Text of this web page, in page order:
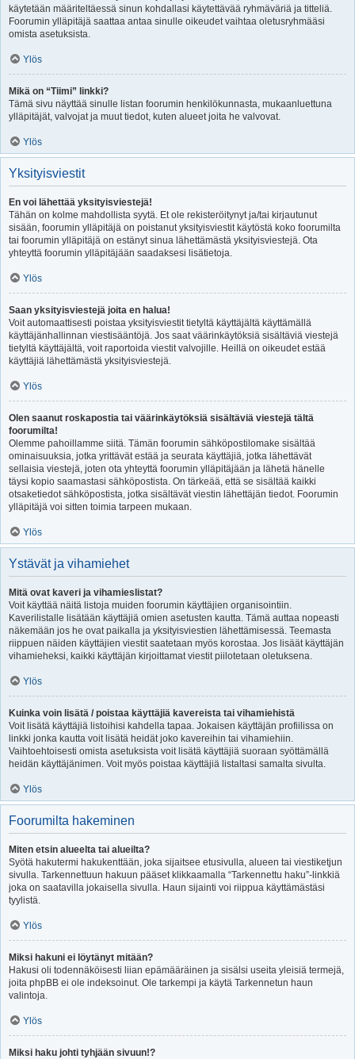
käytetään määriteltäessä sinun kohdallasi käytettävää ryhmäväriä ja titteliä.
Foorumin ylläpitäjä saattaa antaa sinulle oikeudet vaihtaa oletusryhmääsi
omista asetuksista.
Ylös
Mikä on “Tiimi” linkki?
Tämä sivu näyttää sinulle listan foorumin henkilökunnasta, mukaanluettuna
ylläpitäjät, valvojat ja muut tiedot, kuten alueet joita he valvovat.
Ylös
Yksityisviestit
En voi lähettää yksityisviestejä!
Tähän on kolme mahdollista syytä. Et ole rekisteröitynyt ja/tai kirjautunut
sisään, foorumin ylläpitäjä on poistanut yksityisviestit käytöstä koko foorumilta
tai foorumin ylläpitäjä on estänyt sinua lähettämästä yksityisviestejä. Ota
yhteyttä foorumin ylläpitäjään saadaksesi lisätietoja.
Ylös
Saan yksityisviestejä joita en halua!
Voit automaattisesti poistaa yksityisviestit tietyltä käyttäjältä käyttämällä
käyttäjänhallinnan viestisääntöjä. Jos saat väärinkäytöksiä sisältäviä viestejä
tietyltä käyttäjältä, voit raportoida viestit valvojille. Heillä on oikeudet estää
käyttäjiä lähettämästä yksityisviestejä.
Ylös
Olen saanut roskapostia tai väärinkäytöksiä sisältäviä viestejä tältä
foorumilta!
Olemme pahoillamme siitä. Tämän foorumin sähköpostilomake sisältää
ominaisuuksia, jotka yrittävät estää ja seurata käyttäjiä, jotka lähettävät
sellaisia viestejä, joten ota yhteyttä foorumin ylläpitäjään ja lähetä hänelle
täysi kopio saamastasi sähköpostista. On tärkeää, että se sisältää kaikki
otsaketiedot sähköpostista, jotka sisältävät viestin lähettäjän tiedot. Foorumin
ylläpitäjä voi sitten toimia tarpeen mukaan.
Ylös
Ystävät ja vihamiehet
Mitä ovat kaveri ja vihamieslistat?
Voit käyttää näitä listoja muiden foorumin käyttäjien organisointiin.
Kaverilistalle lisätään käyttäjiä omien asetusten kautta. Tämä auttaa nopeasti
näkemään jos he ovat paikalla ja yksityisviestien lähettämisessä. Teemasta
riippuen näiden käyttäjien viestit saatetaan myös korostaa. Jos lisäät käyttäjän
vihamieheksi, kaikki käyttäjän kirjoittamat viestit piilotetaan oletuksena.
Ylös
Kuinka voin lisätä / poistaa käyttäjiä kavereista tai vihamiehistä
Voit lisätä käyttäjiä listoihisi kahdella tapaa. Jokaisen käyttäjän profiilissa on
linkki jonka kautta voit lisätä heidät joko kavereihin tai vihamiehiin.
Vaihtoehtoisesti omista asetuksista voit lisätä käyttäjiä suoraan syöttämällä
heidän käyttäjänimen. Voit myös poistaa käyttäjiä listaltasi samalta sivulta.
Ylös
Foorumilta hakeminen
Miten etsin alueelta tai alueilta?
Syötä hakutermi hakukenttään, joka sijaitsee etusivulla, alueen tai viestiketjun
sivulla. Tarkennettuun hakuun pääset klikkaamalla “Tarkennettu haku”-linkkiä
joka on saatavilla jokaisella sivulla. Haun sijainti voi riippua käyttämästäsi
tyylistä.
Ylös
Miksi hakuni ei löytänyt mitään?
Hakusi oli todennäköisesti liian epämääräinen ja sisälsi useita yleisiä termejä,
joita phpBB ei ole indeksoinut. Ole tarkempi ja käytä Tarkennetun haun
valintoja.
Ylös
Miksi haku johti tyhjään sivuun!?